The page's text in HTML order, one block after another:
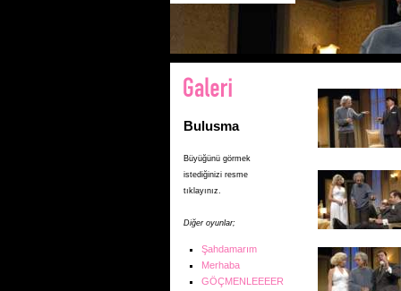
Bulusma
Büyüğünü görmek
istediğinizi resme
tıklayınız.
Diğer oyunlar;
Şahdamarım
Merhaba
GÖÇMENLEEEER